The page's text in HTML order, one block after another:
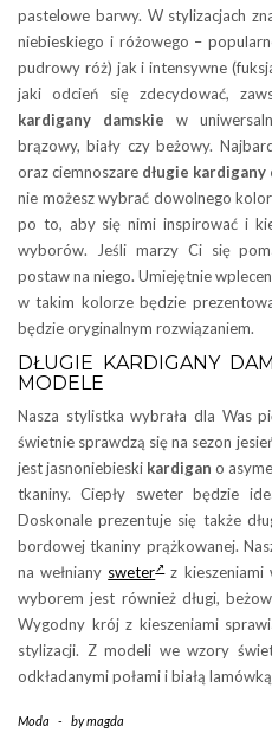
pastelowe barwy. W stylizacjach
niebieskiego i różowego –
pudrowy róż) jak i intensywne
jaki odcień się zdecydować,
kardigany damskie w
brązowy, biały czy beżowy.
oraz ciemnoszare długie kardigany
nie możesz wybrać dowolnego
po to, aby się nimi inspirować i
wyborów. Jeśli marzy Ci się
postaw na niego. Umiejętnie
w takim kolorze będzie
będzie oryginalnym rozwiązaniem.
DŁUGIE KARDIGANY
MODELE
Nasza stylistka wybrała dla Was
świetnie sprawdzą się na sezon
jest jasnoniebieski kardigan o
tkaniny. Ciepły sweter będzie
Doskonale prezentuje się także
bordowej tkaniny prążkowanej.
na wełniany sweter z kieszeniami
wyborem jest również długi,
Wygodny krój z kieszeniami
stylizacji. Z modeli we wzory
odkładanymi połami i białą
Moda - bymagda